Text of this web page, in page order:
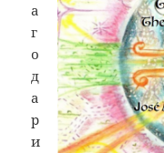
а
г
о
д
а
р
и